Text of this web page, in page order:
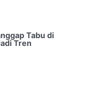
Tabu di
Tren